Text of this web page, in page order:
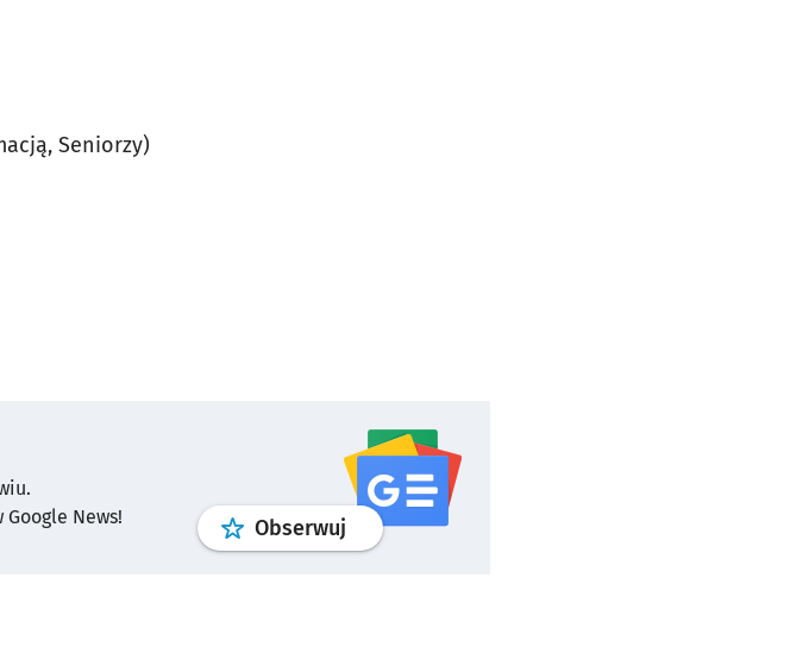
Seniorzy)
News!
Obserwuj profilgoogle news